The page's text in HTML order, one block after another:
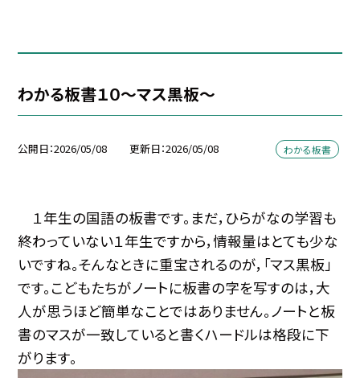
わかる板書１０～マス黒板～
公開日 2026/05/08 更新日 2026/05/08 わかる板書
１年生の国語の板書です。まだ，ひらがなの学習も
終わっていない１年生ですから，情報量はとても少な
いですね。そんなときに重宝されるのが，「マス黒板」
です。こどもたちがノートに板書の字を写すのは，大
人が思うほど簡単なことではありません。ノートと板
書のマスが一致していると書くハードルは格段に下
がります。